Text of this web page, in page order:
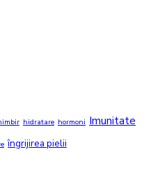
hidratare hormoni Imunitate
îngrijirea pielii